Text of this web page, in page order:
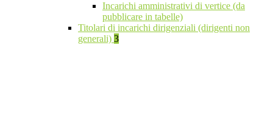
Incarichi amministrativi di vertice (da
pubblicare in tabelle)
Titolari di incarichi dirigenziali (dirigenti non
generali) 3